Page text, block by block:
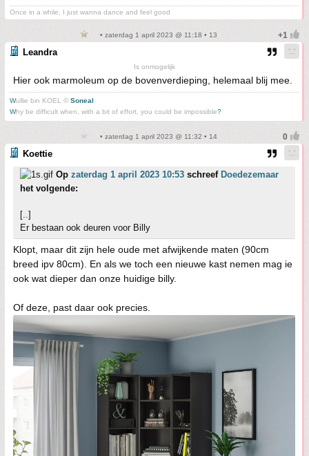
Once in a while, I just wanna dance and feel good
• zaterdag 1 april 2023 @ 11:18 • 13
Leandra
Is onmogelijk
Hier ook marmoleum op de bovenverdieping, helemaal blij mee.
Wullie bin KOEL © Soneal
Why be difficult when, with a bit of effort, you could be impossible?
• zaterdag 1 april 2023 @ 11:32 • 14
Koettie
Op zaterdag 1 april 2023 10:53 schreef Doedezemaar
het volgende:
[..]
Er bestaan ook deuren voor Billy
Klopt, maar dit zijn hele oude met afwijkende maten (90cm
breed ipv 80cm). En als we toch een nieuwe kast nemen mag ie
ook wat dieper dan onze huidige billy.
Of deze, past daar ook precies.